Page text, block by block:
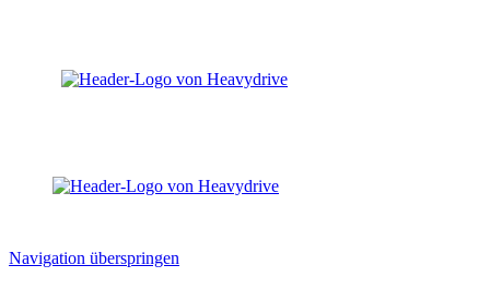
Navigation überspringen